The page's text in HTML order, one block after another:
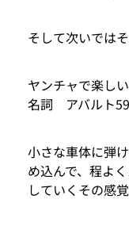
そして次いでは
ヤンチャで楽し
名詞 アバルト
小さな車体に弾
め込んで、程よ
していくその感